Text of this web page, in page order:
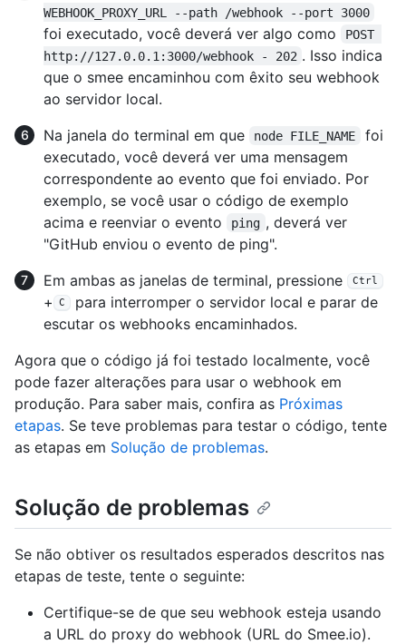
WEBHOOK_PROXY_URL --path /webhook --port 3000
foi executado, você deverá ver algo como
POST
http://127.0.0.1:3000/webhook - 202 . Isso indica
que o smee encaminhou com êxito seu webhook
ao servidor local.
Na janela do terminal em que
node FILE_NAME
foi
executado, você deverá ver uma mensagem
correspondente ao evento que foi enviado. Por
exemplo, se você usar o código de exemplo
acima e reenviar o evento
ping , deverá ver
"GitHub enviou o evento de ping".
Em ambas as janelas de terminal, pressione
Ctrl
+ C
para interromper o servidor local e parar de
escutar os webhooks encaminhados.
Agora que o código já foi testado localmente, você
pode fazer alterações para usar o webhook em
produção. Para saber mais, confira as Próximas
etapas. Se teve problemas para testar o código, tente
as etapas em Solução de problemas.
Solução de problemas
Se não obtiver os resultados esperados descritos nas
etapas de teste, tente o seguinte:
Certifique-se de que seu webhook esteja usando
a URL do proxy do webhook (URL do Smee.io).